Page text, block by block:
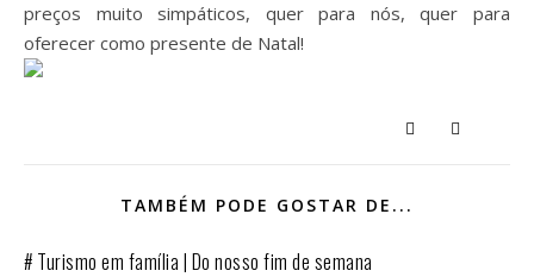
preços muito simpáticos, quer para nós, quer para
oferecer como presente de Natal!
TAMBÉM PODE GOSTAR DE...
# Turismo em família | Do nosso fim de semana